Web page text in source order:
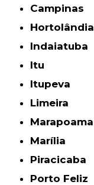
Campinas
Hortolândia
Indaiatuba
Itu
Itupeva
Limeira
Marapoama
Marília
Piracicaba
Porto Feliz